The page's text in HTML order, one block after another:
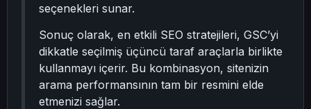
seçenekleri sunar.
Sonuç olarak, en etkili SEO stratejileri, GSC’yi
dikkatle seçilmiş üçüncü taraf araçlarla birlikte
kullanmayı içerir. Bu kombinasyon, sitenizin
arama performansının tam bir resmini elde
etmenizi sağlar.